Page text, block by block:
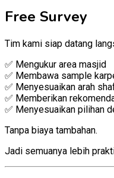
Free Survey
Tim kami siap datang
✅ Mengukur area masjid
✅ Membawa sample
✅ Menyesuaikan arah
✅ Memberikan
✅ Menyesuaikan pilihan
Tanpa biaya tambahan.
Jadi semuanya lebih